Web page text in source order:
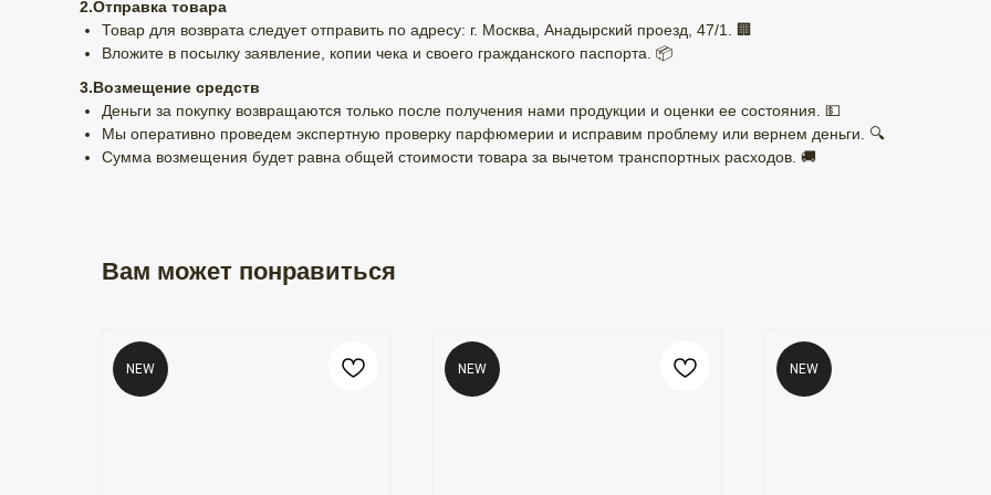
2.Отправка товара
Товар для возврата следует отправить по адресу: г. Москва, Анадырский проезд, 47/1. 🏢
Вложите в посылку заявление, копии чека и своего гражданского паспорта. 📦
3.Возмещение средств
Деньги за покупку возвращаются только после получения нами продукции и оценки ее состояния. 💵
Мы оперативно проведем экспертную проверку парфюмерии и исправим проблему или вернем деньги. 🔍
Сумма возмещения будет равна общей стоимости товара за вычетом транспортных расходов. 🚚
Вам может понравиться
NEW NEW NEW